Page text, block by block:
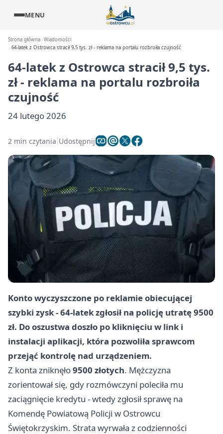
MENU
Strona główna Wiadomości
64-latek z Ostrowca stracił 9,5 tys. zł - reklama na portalu rozbroiła czujność
64-latek z Ostrowca stracił 9,5 tys.
zł - reklama na portalu rozbroiła
czujność
24 lutego 2026
2 min czytania Udostępnij
Konto wyczyszczone po reklamie obiecującej
szybki zysk - 64-latek zgłosił na policję utratę 9500
zł. Do oszustwa doszło po kliknięciu w link i
instalacji aplikacji, która pozwoliła sprawcom
przejąć kontrolę nad urządzeniem.
Z konta zniknęło9500 złotych. Mężczyzna
zorientował się, gdy rozmówczyni poleciła mu
zaciągnięcie kredytu - wtedy zgłosił sprawę na
Komendę Powiatową Policji w Ostrowcu
Świętokrzyskim. Strata wyrwała z codzienności